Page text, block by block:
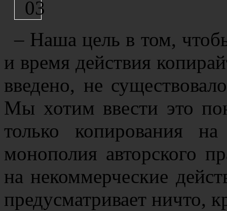
– Наша цель в том,
и время действия
введено, не
Мы хотим ввести это
только копирования
монополия авторского
на некоммерческие
предусматривает ничто,